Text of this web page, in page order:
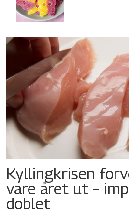
Kyllingkrisen
vare året ut –
doblet